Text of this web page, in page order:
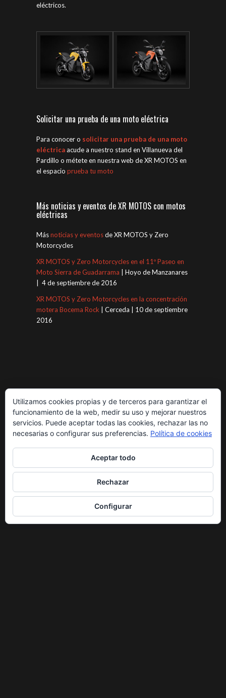
eléctricos.
Solicitar una prueba de una moto eléctrica
Para conocer o solicitar una prueba de una moto
eléctricaacude a nuestro stand en Villanueva del
Pardillo o métete en nuestra web de XR MOTOS en
el espacio prueba tu moto
Más noticias y eventos de XR MOTOS con motos
eléctricas
Másnoticias y eventosde XR MOTOS y Zero
Motorcycles
XR MOTOS y Zero Motorcycles en el 11º Paseo en
Moto Sierra de Guadarrama | Hoyo de Manzanares
| 4 de septiembre de 2016
XR MOTOS y Zero Motorcycles en la concentración
motera Bocema Rock
| Cerceda | 10 de septiembre
2016
Utilizamos cookies propias y de terceros para garantizar el
funcionamiento de la web, medir su uso y mejorar nuestros
servicios. Puede aceptar todas las cookies, rechazar las no
necesarias o configurar sus preferencias. Política de cookies
Aceptar todo
Rechazar
Configurar